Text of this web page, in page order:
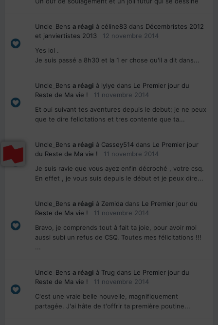
Uncle_Bens a réagi à céline83 dans Décembristes 2012
et janviertistes 2013
12 novembre 2014
Yes lol .
Je suis passé a 8h30 et la 1 er chose qu'il a dit dans...
Uncle_Bens a réagi à lylye dans Le Premier jour du
Reste de Ma vie !
11 novembre 2014
Et oui suivant tes aventures depuis le debut; je ne peux
que te dire felicitations et tres contente que ta...
Uncle_Bens a réagi à Cassey514 dans Le Premier jour
du Reste de Ma vie !
11 novembre 2014
Je suis ravie que vous ayez enfin décroché , votre csq.
En effet , je vous suis depuis le début et je peux dire...
Uncle_Bens a réagi à Zemida dans Le Premier jour du
Reste de Ma vie !
11 novembre 2014
Bravo, je comprends tout à fait ta joie, pour avoir moi
aussi subi un refus de CSQ. Toutes mes félicitations !!!
...
Uncle_Bens a réagi à Trug dans Le Premier jour du
Reste de Ma vie !
11 novembre 2014
C'est une vraie belle nouvelle, magnifiquement
partagée. J'ai hâte de t'offrir ta première poutine...